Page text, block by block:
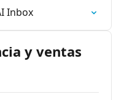
Inbox
y ventas